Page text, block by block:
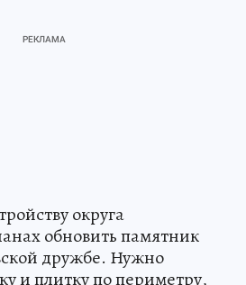
округа
обновить памятник
дружбе. Нужно
и плитку по периметру,